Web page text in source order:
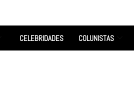
CELEBRIDADES COLUNISTAS